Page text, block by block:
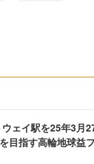
ェイ駅を25年3月
目指す高輪地球益